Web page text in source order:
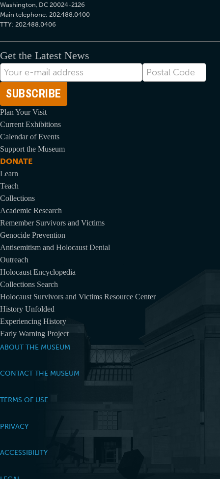
Washington, DC 20024-2126
Main telephone: 202.488.0400
TTY: 202.488.0406
Get the Latest News
Indirizzo
email
Postal
Code
Plan Your Visit
Current Exhibitions
Calendar of Events
Support the Museum
DONATE
Learn
Teach
Collections
Academic Research
Remember Survivors and Victims
Genocide Prevention
Antisemitism and Holocaust Denial
Outreach
Holocaust Encyclopedia
Collections Search
Holocaust Survivors and Victims Resource Center
History Unfolded
Experiencing History
Early Warning Project
ABOUT THE MUSEUM
CONTACT THE MUSEUM
TERMS OF USE
PRIVACY
ACCESSIBILITY